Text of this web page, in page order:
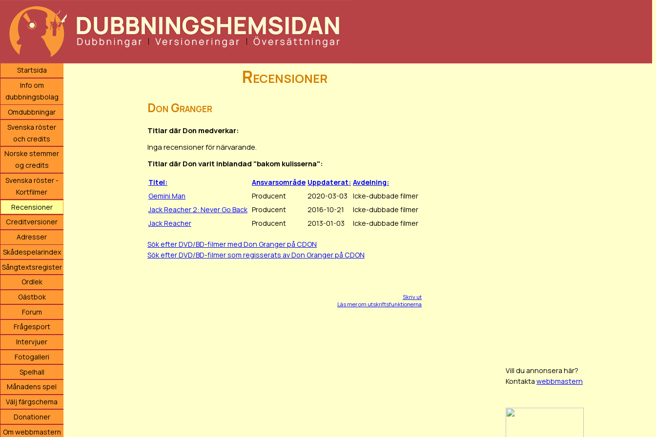
Startsida
Info om
dubbningsbolag
Omdubbningar
Svenska röster
och credits
Norske stemmer
og credits
Svenska röster -
Kortfilmer
Recensioner
Creditversioner
Adresser
Skådespelarindex
Sångtextsregister
Ordlek
Gästbok
Forum
Frågesport
Intervjuer
Fotogalleri
Spelhall
Månadens spel
Välj färgschema
Donationer
Om webbmastern
Recensioner
Don Granger
Titlar där Don medverkar:
Inga recensioner för närvarande.
Titlar där Don varit inblandad "bakom kulisserna":
Titel: Ansvarsområde Uppdaterat: Avdelning:
Gemini Man
Producent 2020-03-03
Icke-dubbade filmer
Jack Reacher 2: Never Go Back Producent 2016-10-21
Icke-dubbade filmer
Jack Reacher
Producent 2013-01-03 Icke-dubbade filmer
Sök efter DVD/BD-filmer med Don Granger på CDON
Sök efter DVD/BD-filmer som regisserats av Don Granger på CDON
Skriv ut
Läs mer om utskriftsfunktionerna
Vill du annonsera här?
Kontakta webbmastern